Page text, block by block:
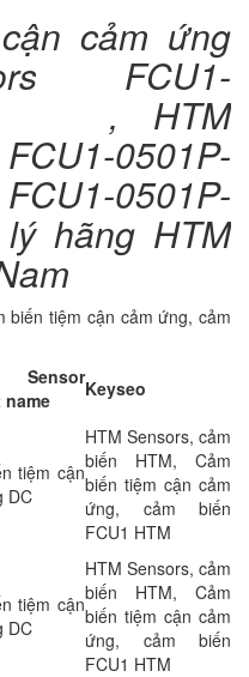
cảm ứng
FCU1-
, HTM
0501P-
0501P-
HTM
biến tiệm cận cảm ứng, cảm
name
Keyseo
tiệm cận
DC
HTM Sensors, cảm
biến HTM, Cảm
biến tiệm cận cảm
ứng, cảm biến
FCU1 HTM
tiệm cận
DC
HTM Sensors, cảm
biến HTM, Cảm
biến tiệm cận cảm
ứng, cảm biến
FCU1 HTM